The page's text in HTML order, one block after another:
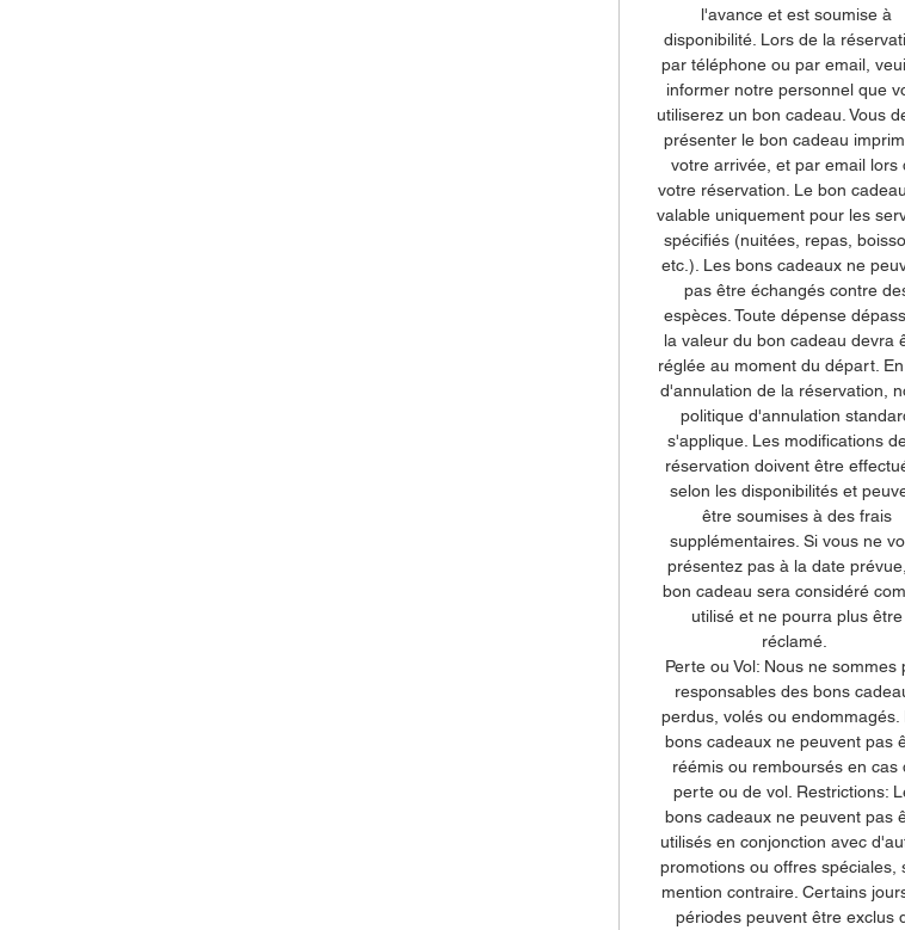
l'avance et est soumise à
disponibilité. Lors de la
par téléphone ou par email,
informer notre personnel que
utiliserez un bon cadeau. Vous
présenter le bon cadeau
votre arrivée, et par email lors
votre réservation. Le bon
valable uniquement pour les
spécifiés (nuitées, repas,
etc.). Les bons cadeaux ne
pas être échangés contre
espèces. Toute dépense
la valeur du bon cadeau devra
réglée au moment du départ.
d'annulation de la réservation,
politique d'annulation
s'applique. Les modifications
réservation doivent être
selon les disponibilités et
être soumises à des frais
supplémentaires. Si vous ne
présentez pas à la date
bon cadeau sera considéré
utilisé et ne pourra plus être
réclamé.
Perte ou Vol: Nous ne sommes
responsables des bons
perdus, volés ou endommagés.
bons cadeaux ne peuvent pas
réémis ou remboursés en cas
perte ou de vol. Restrictions:
bons cadeaux ne peuvent pas
utilisés en conjonction avec
promotions ou offres spéciales,
mention contraire. Certains
périodes peuvent être exclus